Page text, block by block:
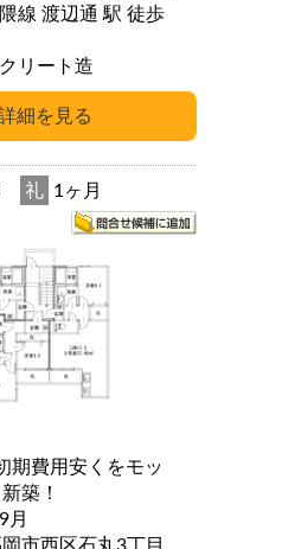
渡辺通 駅 徒歩
リート造
礼 1ヶ月
期費用安くをモッ
築！
月